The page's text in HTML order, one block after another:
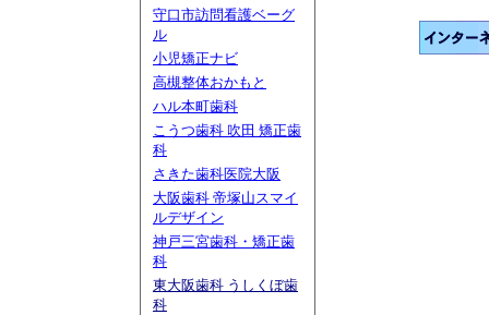
守口市訪問看護ベーグ
ル
小児矯正ナビ
高槻整体おかもと
ハル本町歯科
こうつ歯科 吹田 矯正歯
科
さきた歯科医院大阪
大阪歯科 帝塚山スマイ
ルデザイン
神戸三宮歯科・矯正歯
科
東大阪歯科 うしくぼ歯
科